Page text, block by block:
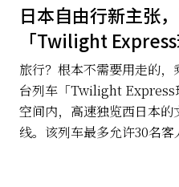
日本自由行新主张
「Twilight Express
旅行？根本不需要用走的
台列车「Twilight Express
空间内，高速独览西日本
线。该列车最多允许30名客